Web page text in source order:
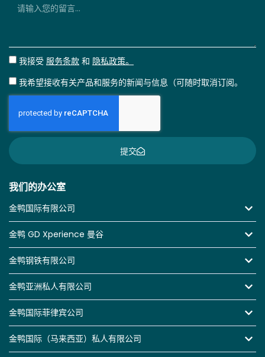
我们的办公室
金鸭国际有限公司
金鸭 GD Xperience 曼谷
金鸭钢铁有限公司
金鸭亚洲私人有限公司
金鸭国际菲律宾公司
金鸭国际（马来西亚）私人有限公司
我接受 服务条款 和 隐私政策。
我希望接收有关产品和服务的新闻与信息（可随时取消订阅。
提交